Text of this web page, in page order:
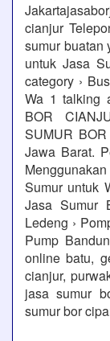
cianjur
sumur buatan
untuk Jasa
category ›
Wa 1 talking
BOR
SUMUR
Jawa Barat.
Sumur untuk
Jasa Sumur
Ledeng ›
Pump
online batu,
cianjur,
jasa sumur
sumur bor